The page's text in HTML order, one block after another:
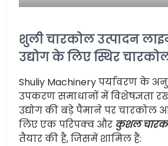
शुली चारकोल उत्पादन
उद्योग के लिए स्थिर
Shuliy Machinery पर्यावरण के
उपकरण समाधानों में विशेषज्ञता
उद्योग की बड़े पैमाने पर
लिए एक परिपक्व और कुशल
तैयार की है, जिसमें शामिल हैं: